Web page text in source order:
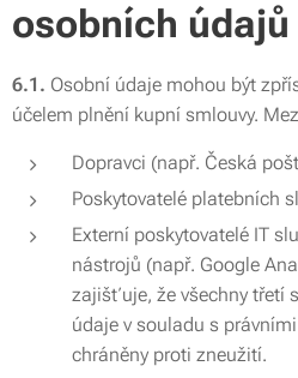
osobních údajů
6.1. Osobní údaje mohou být
účelem plnění kupní smlouvy.
Dopravci (např. Česká
Poskytovatelé platebních
Externí poskytovatelé IT
nástrojů (např. Google
zajišťuje, že všechny třetí
údaje v souladu s
chráněny proti zneužití.